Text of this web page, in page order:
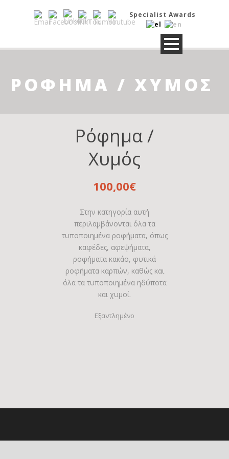
Specialist Awards
ΡΌΦΗΜΑ / ΧΥΜΌΣ
Ρόφημα /
Χυμός
100,00€
Στην κατηγορία αυτή
περιλαμβάνονται όλα τα
τυποποιημένα ροφήματα, όπως
καφέδες, αφεψήματα,
ροφήματα κακάο, φυτικά
ροφήματα καρπών, καθώς και
όλα τα τυποποιημένα ηδύποτα
και χυμοί.
Εξαντλημένο